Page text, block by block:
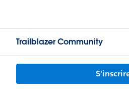
Trailblazer Community